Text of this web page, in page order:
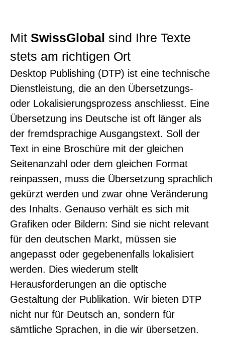
Mit SwissGlobal sind Ihre Texte
stets am richtigen Ort
Desktop Publishing (DTP) ist eine technische
Dienstleistung, die an den Übersetzungs-
oder Lokalisierungsprozess anschliesst. Eine
Übersetzung ins Deutsche ist oft länger als
der fremdsprachige Ausgangstext. Soll der
Text in eine Broschüre mit der gleichen
Seitenanzahl oder dem gleichen Format
reinpassen, muss die Übersetzung sprachlich
gekürzt werden und zwar ohne Veränderung
des Inhalts. Genauso verhält es sich mit
Grafiken oder Bildern: Sind sie nicht relevant
für den deutschen Markt, müssen sie
angepasst oder gegebenenfalls lokalisiert
werden. Dies wiederum stellt
Herausforderungen an die optische
Gestaltung der Publikation. Wir bieten DTP
nicht nur für Deutsch an, sondern für
sämtliche Sprachen, in die wir übersetzen.